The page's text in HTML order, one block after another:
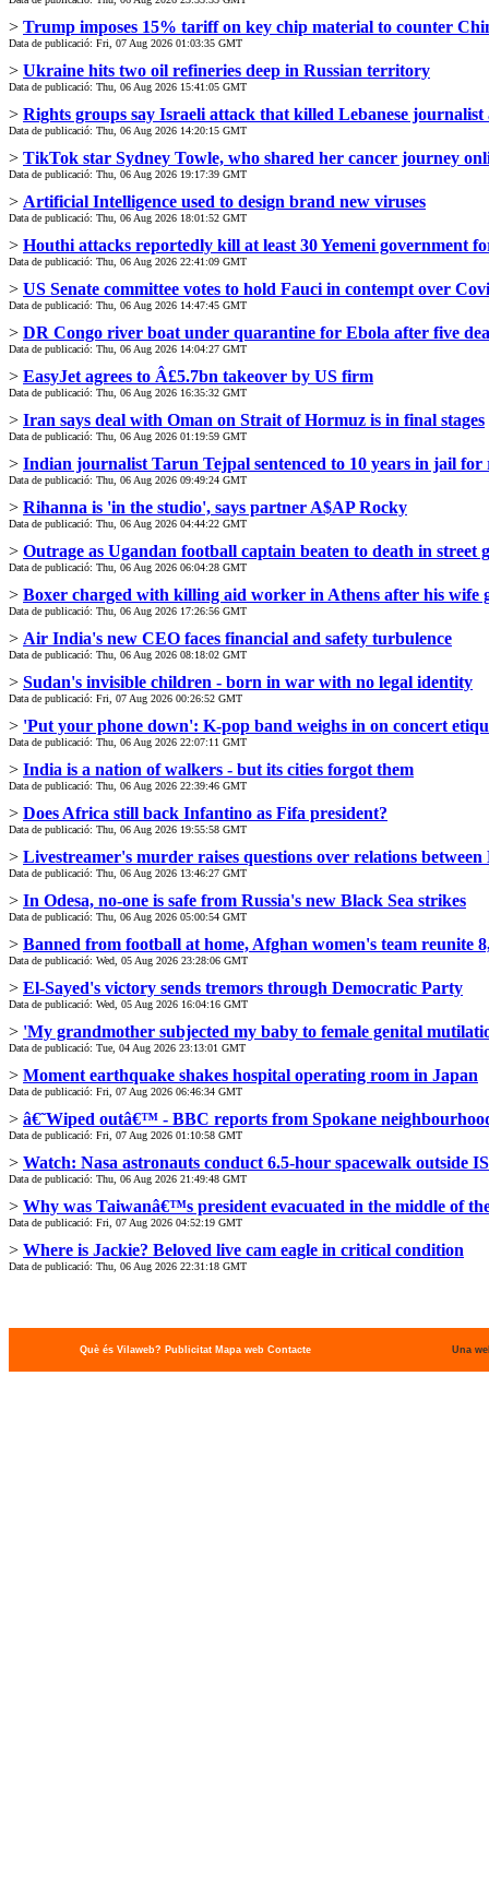
> Trump imposes 15% tariff on key chip material to counter
Data de publicació: Fri, 07 Aug 2026 01:03:35 GMT
> Ukraine hits two oil refineries deep in Russian territory
Data de publicació: Thu, 06 Aug 2026 15:41:05 GMT
> Rights groups say Israeli attack that killed Lebanese
Data de publicació: Thu, 06 Aug 2026 14:20:15 GMT
> TikTok star Sydney Towle, who shared her cancer journey
Data de publicació: Thu, 06 Aug 2026 19:17:39 GMT
> Artificial Intelligence used to design brand new viruses
Data de publicació: Thu, 06 Aug 2026 18:01:52 GMT
> Houthi attacks reportedly kill at least 30 Yemeni government
Data de publicació: Thu, 06 Aug 2026 22:41:09 GMT
> US Senate committee votes to hold Fauci in contempt over
Data de publicació: Thu, 06 Aug 2026 14:47:45 GMT
> DR Congo river boat under quarantine for Ebola after five
Data de publicació: Thu, 06 Aug 2026 14:04:27 GMT
> EasyJet agrees to Â£5.7bn takeover by US firm
Data de publicació: Thu, 06 Aug 2026 16:35:32 GMT
> Iran says deal with Oman on Strait of Hormuz is in final stages
Data de publicació: Thu, 06 Aug 2026 01:19:59 GMT
> Indian journalist Tarun Tejpal sentenced to 10 years in jail for
Data de publicació: Thu, 06 Aug 2026 09:49:24 GMT
> Rihanna is 'in the studio', says partner A$AP Rocky
Data de publicació: Thu, 06 Aug 2026 04:44:22 GMT
> Outrage as Ugandan football captain beaten to death in street
Data de publicació: Thu, 06 Aug 2026 06:04:28 GMT
> Boxer charged with killing aid worker in Athens after his wife
Data de publicació: Thu, 06 Aug 2026 17:26:56 GMT
> Air India's new CEO faces financial and safety turbulence
Data de publicació: Thu, 06 Aug 2026 08:18:02 GMT
> Sudan's invisible children - born in war with no legal identity
Data de publicació: Fri, 07 Aug 2026 00:26:52 GMT
> 'Put your phone down': K-pop band weighs in on concert
Data de publicació: Thu, 06 Aug 2026 22:07:11 GMT
> India is a nation of walkers - but its cities forgot them
Data de publicació: Thu, 06 Aug 2026 22:39:46 GMT
> Does Africa still back Infantino as Fifa president?
Data de publicació: Thu, 06 Aug 2026 19:55:58 GMT
> Livestreamer's murder raises questions over relations
Data de publicació: Thu, 06 Aug 2026 13:46:27 GMT
> In Odesa, no-one is safe from Russia's new Black Sea strikes
Data de publicació: Thu, 06 Aug 2026 05:00:54 GMT
> Banned from football at home, Afghan women's team reunite
Data de publicació: Wed, 05 Aug 2026 23:28:06 GMT
> El-Sayed's victory sends tremors through Democratic Party
Data de publicació: Wed, 05 Aug 2026 16:04:16 GMT
> 'My grandmother subjected my baby to female genital
Data de publicació: Tue, 04 Aug 2026 23:13:01 GMT
> Moment earthquake shakes hospital operating room in Japan
Data de publicació: Fri, 07 Aug 2026 06:46:34 GMT
> â€˜Wiped outâ€™ - BBC reports from Spokane
Data de publicació: Fri, 07 Aug 2026 01:10:58 GMT
> Watch: Nasa astronauts conduct 6.5-hour spacewalk outside
Data de publicació: Thu, 06 Aug 2026 21:49:48 GMT
> Why was Taiwanâ€™s president evacuated in the middle of
Data de publicació: Fri, 07 Aug 2026 04:52:19 GMT
> Where is Jackie? Beloved live cam eagle in critical condition
Data de publicació: Thu, 06 Aug 2026 22:31:18 GMT
Què és Vilaweb? Publicitat Mapa web Contacte Una